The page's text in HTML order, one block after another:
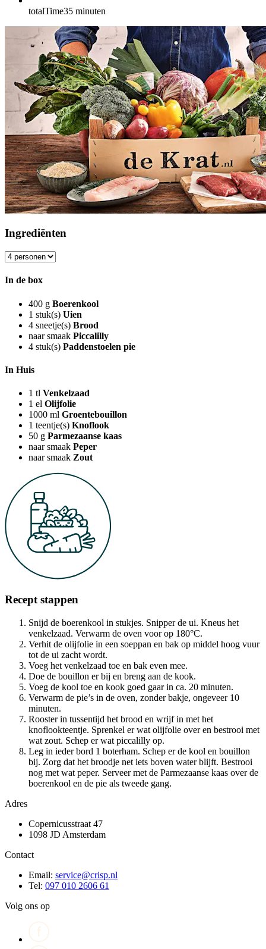
totalTime35 minuten
Ingrediënten
In de box
400 g Boerenkool
1 stuk(s) Uien
4 sneetje(s) Brood
naar smaak Piccalilly
4 stuk(s) Paddenstoelen pie
In Huis
1 tl Venkelzaad
1 el Olijfolie
1000 ml Groentebouillon
1 teentje(s) Knoflook
50 g Parmezaanse kaas
naar smaak Peper
naar smaak Zout
Recept stappen
Snijd de boerenkool in stukjes. Snipper de ui. Kneus het
venkelzaad. Verwarm de oven voor op 180°C.
Verhit de olijfolie in een soeppan en bak op middel hoog vuur
tot de ui zacht wordt.
Voeg het venkelzaad toe en bak even mee.
Doe de bouillon er bij en breng aan de kook.
Voeg de kool toe en kook goed gaar in ca. 20 minuten.
Verwarm de pie’s in de oven, zonder bakje, ongeveer 10
minuten.
Rooster in tussentijd het brood en wrijf in met het
knoflookteentje. Sprenkel er wat olijfolie over en bestrooi met
wat zout. Schep er wat piccalilly op.
Leg in ieder bord 1 boterham. Schep er de kool en bouillon
bij. Zorg dat het broodje net iets boven water blijft. Bestrooi
nog met wat peper. Serveer met de Parmezaanse kaas over de
boerenkool en de pie als tweede gang.
Adres
Copernicusstraat 47
1098 JD Amsterdam
Contact
Email: service@crisp.nl
Tel: 097 010 2606 61
Volg ons op